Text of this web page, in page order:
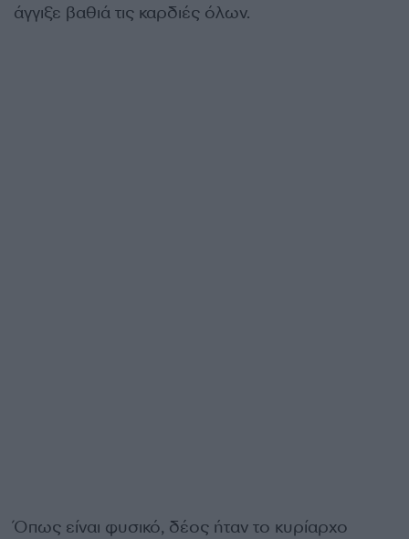
άγγιξε βαθιά τις καρδιές όλων.
Όπως είναι φυσικό, δέος ήταν το κυρίαρχο